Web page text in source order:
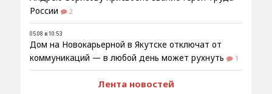
России
2
05.08 в 10:53
Дом на Новокарьерной в Якутске отключат от
коммуникаций — в любой день может рухнуть
1
Лента новостей